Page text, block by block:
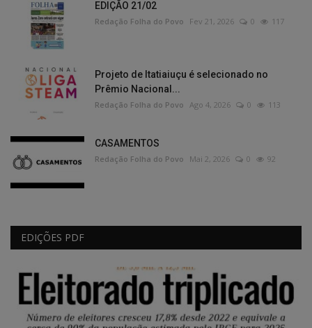
EDIÇÃO 21/02
Redação Folha do Povo Fev 21, 2026 0 117
Projeto de Itatiaiuçu é selecionado no
Prêmio Nacional...
Redação Folha do Povo Ago 4, 2026 0 113
CASAMENTOS
Redação Folha do Povo Mai 2, 2026 0 92
EDIÇÕES PDF